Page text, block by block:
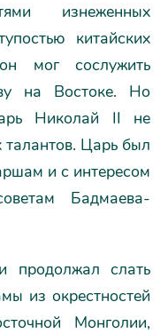
изнеженных
китайских
мог сослужить
на Востоке. Но
Николай II не
талантов. Царь был
и с интересом
Бадмаева-
продолжал слать
из окрестностей
Монголии,